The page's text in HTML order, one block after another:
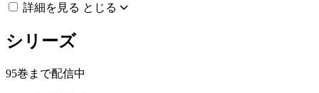
詳細を見る とじる
シリーズ
95巻まで配信中